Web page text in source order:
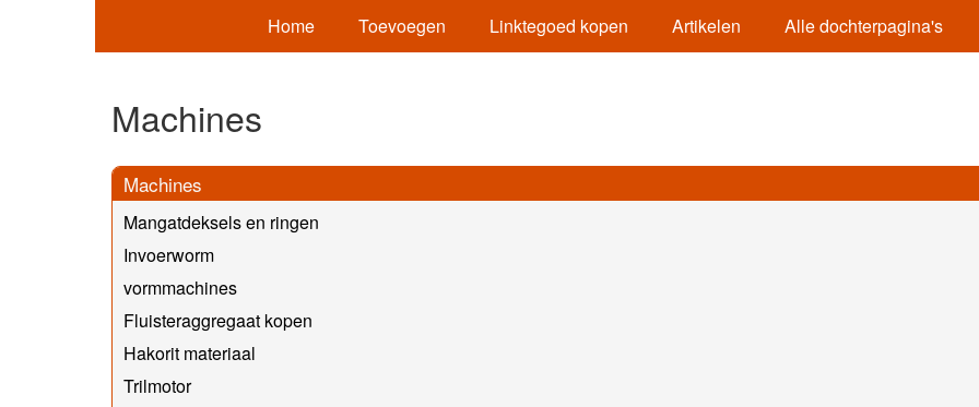
Home Toevoegen Linktegoed kopen Artikelen Alle dochterpagina's
Machines
Machines
Mangatdeksels en ringen
Invoerworm
vormmachines
Fluisteraggregaat kopen
Hakorit materiaal
Trilmotor